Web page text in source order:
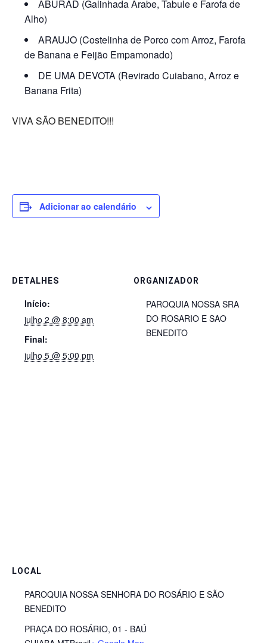
ABURAD (Galinhada Arabe, Tabule e Farofa de
Alho)
ARAUJO (Costelinha de Porco com Arroz, Farofa
de Banana e Feijão Empamonado)
DE UMA DEVOTA (Revirado Cuiabano, Arroz e
Banana Frita)
VIVA SÃO BENEDITO!!!
Adicionar ao calendário
DETALHES
Início:
julho 2 @ 8:00 am
Final:
julho 5 @ 5:00 pm
ORGANIZADOR
PAROQUIA NOSSA SRA
DO ROSARIO E SAO
BENEDITO
LOCAL
PAROQUIA NOSSA SENHORA DO ROSÁRIO E SÃO
BENEDITO
PRAÇA DO ROSÁRIO, 01 - BAÚ